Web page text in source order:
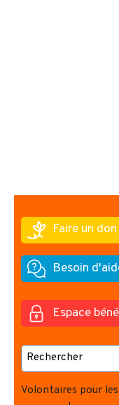
Faire un don
Besoin
Espace
Volontaires pour